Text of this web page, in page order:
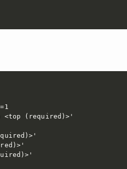
<top (required)>'